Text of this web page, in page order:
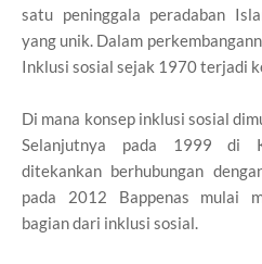
satu peninggala peradaban
yang unik. Dalam
Inklusi sosial sejak 1970 terjadi
Di mana konsep inklusi sosial
Selanjutnya pada 1999 di
ditekankan berhubungan
pada 2012 Bappenas mulai
bagian dari inklusi sosial.